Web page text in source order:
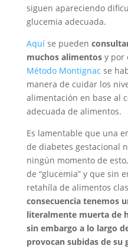
siguen apareciendo
glucemia adecuada.
Aquíse pueden
muchos alimentos y por
Método Montignac se
manera de cuidar los
alimentación en base al
adecuada de alimentos.
Es lamentable que una
de diabetes gestacional
ningún momento de
de “glucemia” y que sin
retahíla de alimentos
consecuencia tenemos
literalmente muerta de
sin embargo a lo largo
provocan subidas de su